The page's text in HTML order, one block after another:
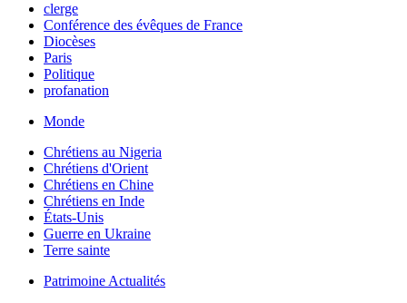
clerge
Conférence des évêques de France
Diocèses
Paris
Politique
profanation
Monde
Chrétiens au Nigeria
Chrétiens d'Orient
Chrétiens en Chine
Chrétiens en Inde
États-Unis
Guerre en Ukraine
Terre sainte
Patrimoine Actualités